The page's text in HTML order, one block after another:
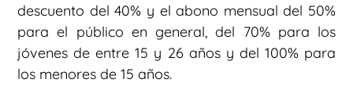
descuento del 40% y el abono mensual del 50%
para el público en general, del 70% para los
jóvenes de entre 15 y 26 años y del 100% para
los menores de 15 años.